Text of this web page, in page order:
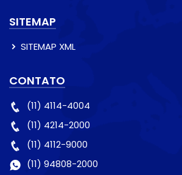
SITEMAP
SITEMAP XML
CONTATO
(11) 4114-4004
(11) 4214-2000
(11) 4112-9000
(11) 94808-2000